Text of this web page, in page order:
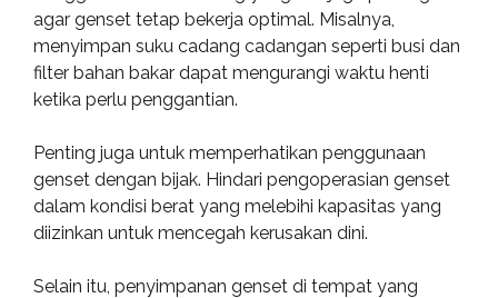
agar genset tetap bekerja optimal. Misalnya,
menyimpan suku cadang cadangan seperti busi dan
filter bahan bakar dapat mengurangi waktu henti
ketika perlu penggantian.
Penting juga untuk memperhatikan penggunaan
genset dengan bijak. Hindari pengoperasian genset
dalam kondisi berat yang melebihi kapasitas yang
diizinkan untuk mencegah kerusakan dini.
Selain itu, penyimpanan genset di tempat yang